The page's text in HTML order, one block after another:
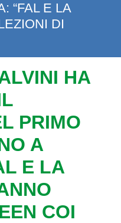
“FAL E LA
DI
HA
PRIMO
A
E LA
COI